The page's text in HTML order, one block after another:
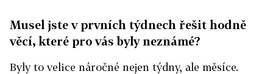
Musel jste v prvních týdnech řešit hodně
věcí, které pro vás byly neznámé?
Byly to velice náročné nejen týdny, ale měsíce.